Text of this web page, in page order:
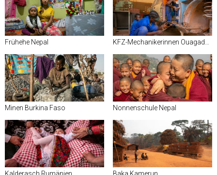
Frühehe Nepal
Minen Burkina Faso Nonnenschule Nepal